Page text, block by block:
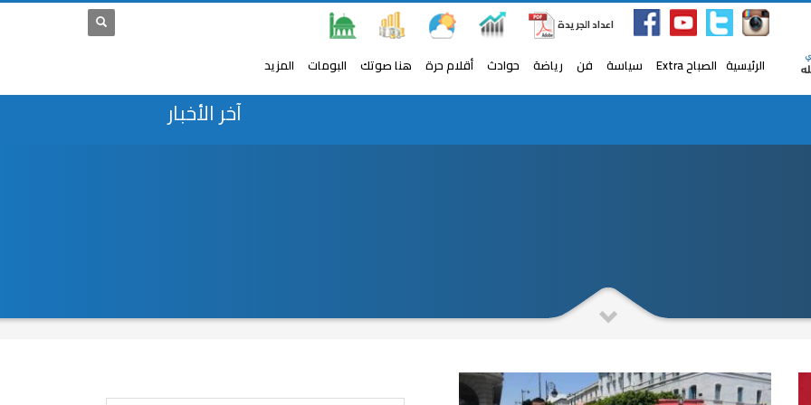
اعداد الجريدة
الرئيسية الصباح Extra سياسة فن رياضة حوادث أقلام حرة هنا صوتك البومات المزيد
آخر الأخبار